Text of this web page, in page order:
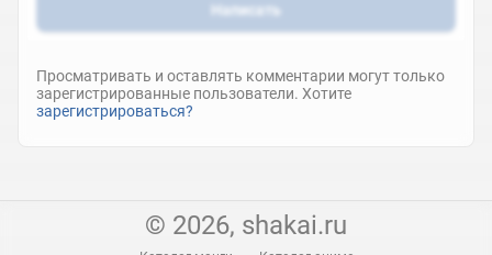
Написать
Просматривать и оставлять комментарии могут только
зарегистрированные пользователи. Хотите
зарегистрироваться?
© 2026, shakai.ru